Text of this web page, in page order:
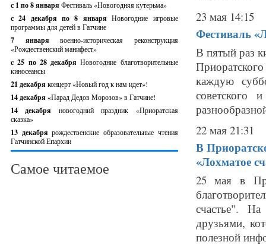
с 1 по 8 января Фестиваль «Новогодняя кутерьма»
с 24 декабря по 8 январяНовогодние игровые
программы для детей в Гатчине
7 январявоенно-историческая реконструкция
«Рождественский манифест»
c 25 по 28 декабряНовогодние благотворительные
киносеансы
21 декабря концерт «Новый год к нам идет»!
14 декабря «Парад Дедов Морозов» в Гатчине!
14 декабря новогодний праздник «Приоратская
сказка»
13 декабрярождественские образовательные чтения
Гатчинской Епархии
Самое читаемое
23 мая 14:15
Фестиваль
В пятый раз
каждую
советского
22 мая 21:31
В
«Лохматое
25 мая в
счастье".
друзьями,
полезной